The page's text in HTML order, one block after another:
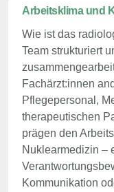
Arbeitsklima und
Wie ist das
Team strukturiert
Fachärzt:innen
Pflegepersonal,
therapeutischen
prägen den
Nuklearmedizin –
Kommunikation